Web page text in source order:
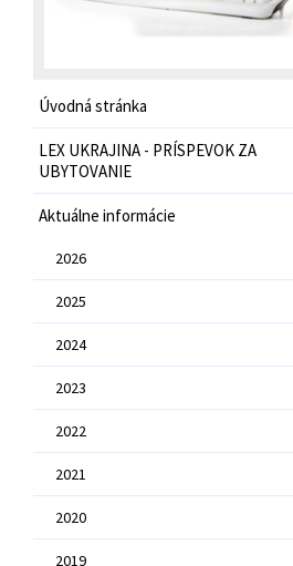
Úvodná stránka
LEX UKRAJINA - PRÍSPEVOK ZA
UBYTOVANIE
Aktuálne informácie
2026
2025
2024
2023
2022
2021
2020
2019